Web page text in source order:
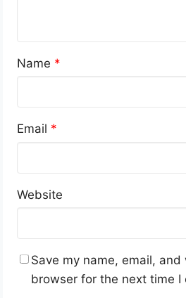
Name *
Email *
Website
Save my name, email,
browser for the next time I